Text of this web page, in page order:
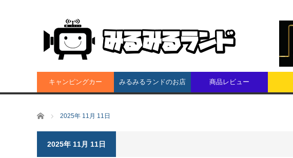
キャンピングカー みるみるランドのお店 商品レビュー
ホーム 2025年 11月 11日
2025年 11月 11日